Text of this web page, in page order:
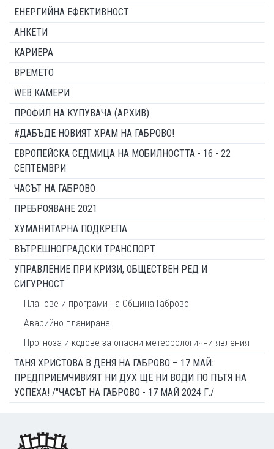
ЕНЕРГИЙНА ЕФЕКТИВНОСТ
АНКЕТИ
КАРИЕРА
ВРЕМЕТО
WEB КАМЕРИ
ПРОФИЛ НА КУПУВАЧА (АРХИВ)
#ДАБЪДЕ НОВИЯТ ХРАМ НА ГАБРОВО!
ЕВРОПЕЙСКА СЕДМИЦА НА МОБИЛНОСТТА - 16 - 22
СЕПТЕМВРИ
ЧАСЪТ НА ГАБРОВО
ПРЕБРОЯВАНЕ 2021
ХУМАНИТАРНА ПОДКРЕПА
ВЪТРЕШНОГРАДСКИ ТРАНСПОРТ
УПРАВЛЕНИЕ ПРИ КРИЗИ, ОБЩЕСТВЕН РЕД И
СИГУРНОСТ
Планове и програми на Община Габрово
Аварийно планиране
Прогноза и кодове за опасни метеорологични явления
ТАНЯ ХРИСТОВА В ДЕНЯ НА ГАБРОВО – 17 МАЙ:
ПРЕДПРИЕМЧИВИЯТ НИ ДУХ ЩЕ НИ ВОДИ ПО ПЪТЯ НА
УСПЕХА! /"ЧАСЪТ НА ГАБРОВО - 17 МАЙ 2024 Г./
Footer